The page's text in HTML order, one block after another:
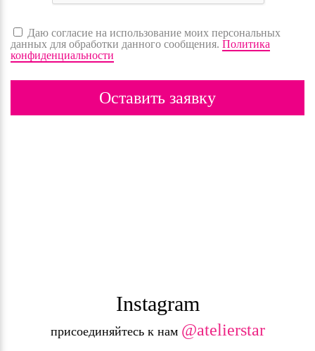
Даю согласие на использование моих персональных
данных для обработки данного сообщения. Политика
конфиденциальности
Оставить заявку
Instagram
присоединяйтесь к нам @atelierstar